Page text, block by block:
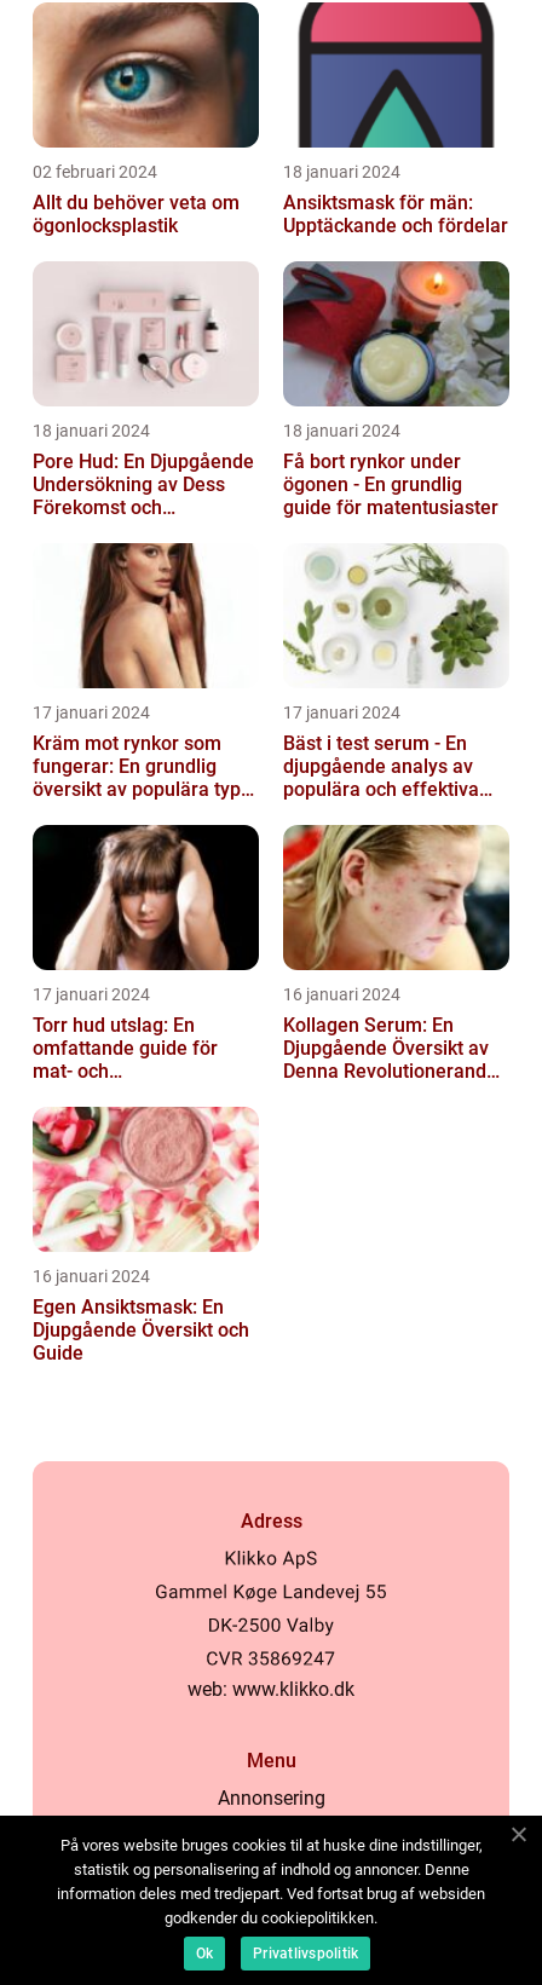
02 februari 2024
Allt du behöver veta om
ögonlocksplastik
18 januari 2024
Ansiktsmask för män:
Upptäckande och fördelar
18 januari 2024
Pore Hud: En Djupgående
Undersökning av Dess
Förekomst och
18 januari 2024
Få bort rynkor under
ögonen - En grundlig
guide för matentusiaster
17 januari 2024
Kräm mot rynkor som
fungerar: En grundlig
översikt av populära typer
17 januari 2024
Bäst i test serum - En
djupgående analys av
populära och effektiva
17 januari 2024
Torr hud utslag: En
omfattande guide för
mat- och
16 januari 2024
Kollagen Serum: En
Djupgående Översikt av
Denna Revolutionerande
16 januari 2024
Egen Ansiktsmask: En
Djupgående Översikt och
Guide
Adress
web: www.klikko.dk
Menu
Annonsering
Cookies
Kontakta oss
Sitemap
På vores website bruges cookies til at huske dine indstillinger,
statistik og personalisering af indhold og annoncer. Denne
information deles med tredjepart. Ved fortsat brug af websiden
godkender du cookiepolitikken.
Ok Privatlivspolitik